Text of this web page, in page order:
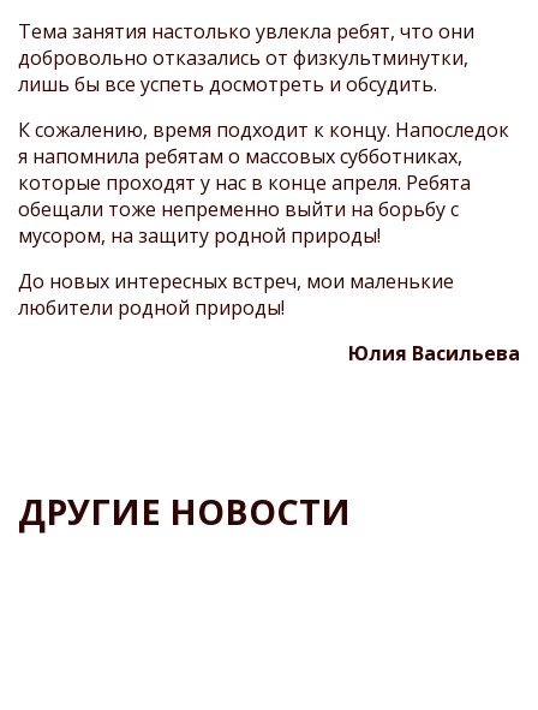
Тема занятия настолько увлекла ребят, что они
добровольно отказались от физкультминутки,
лишь бы все успеть досмотреть и обсудить.
К сожалению, время подходит к концу. Напоследок
я напомнила ребятам о массовых субботниках,
которые проходят у нас в конце апреля. Ребята
обещали тоже непременно выйти на борьбу с
мусором, на защиту родной природы!
До новых интересных встреч, мои маленькие
любители родной природы!
Юлия Васильева
ДРУГИЕ НОВОСТИ